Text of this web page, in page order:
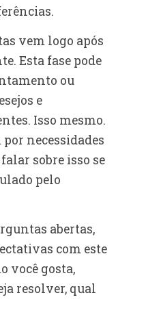
vem logo após
Esta fase pode
ou
e
Isso mesmo.
necessidades
sobre isso se
pelo
abertas,
com este
você gosta,
resolver, qual